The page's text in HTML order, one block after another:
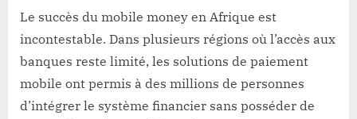
Le succès du mobile money en Afrique est
incontestable. Dans plusieurs régions où l’accès aux
banques reste limité, les solutions de paiement
mobile ont permis à des millions de personnes
d’intégrer le système financier sans posséder de